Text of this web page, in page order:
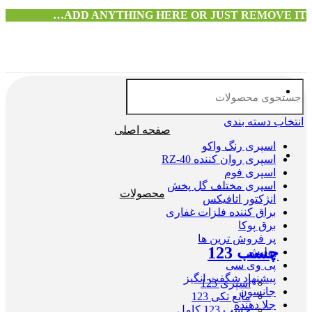
ADD ANYTHING HERE OR JUST REMOVE IT…
انتخاب دسته بندی
اسپری رنگ واکو
اسپری روان کننده RZ-40
اسپری فوم
اسپری مختلف گل پخش
انژکتور اتافیکس
براق کننده فلزات غفاری
برق پوکا
پر فروش ترین ها
پولیش
پی وی سی
پیشنهاد شگفت انگیز
جانسون
جلا دهنده
صفحه اصلی
محصولات
چسب 123
اسپری 123
مایع تکی 123
چسب 123 کامل